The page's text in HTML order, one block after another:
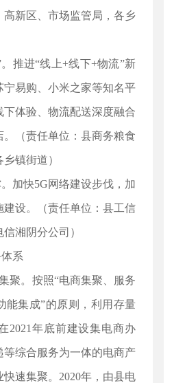
高新区、市场监管局，各乡
推进“线上+线下+物流”新
宁易购、小米之家等知名平
下体验、物流配送深度融合
。（责任单位：县商务粮食
镇街道）
加快5G网络建设步伐，加
建设。（责任单位：县工信
湘阴分公司）
系
聚。按照“电商集聚、服务
能集成”的原则，利用存量
2021年底前建设集电商办
等综合服务为一体的电商产
速集聚。2020年，由县电